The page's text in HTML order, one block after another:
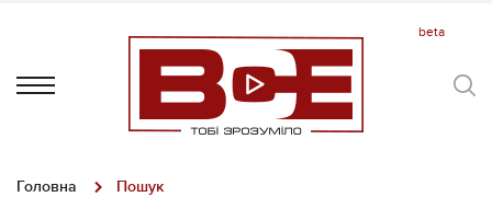
Головна Пошук